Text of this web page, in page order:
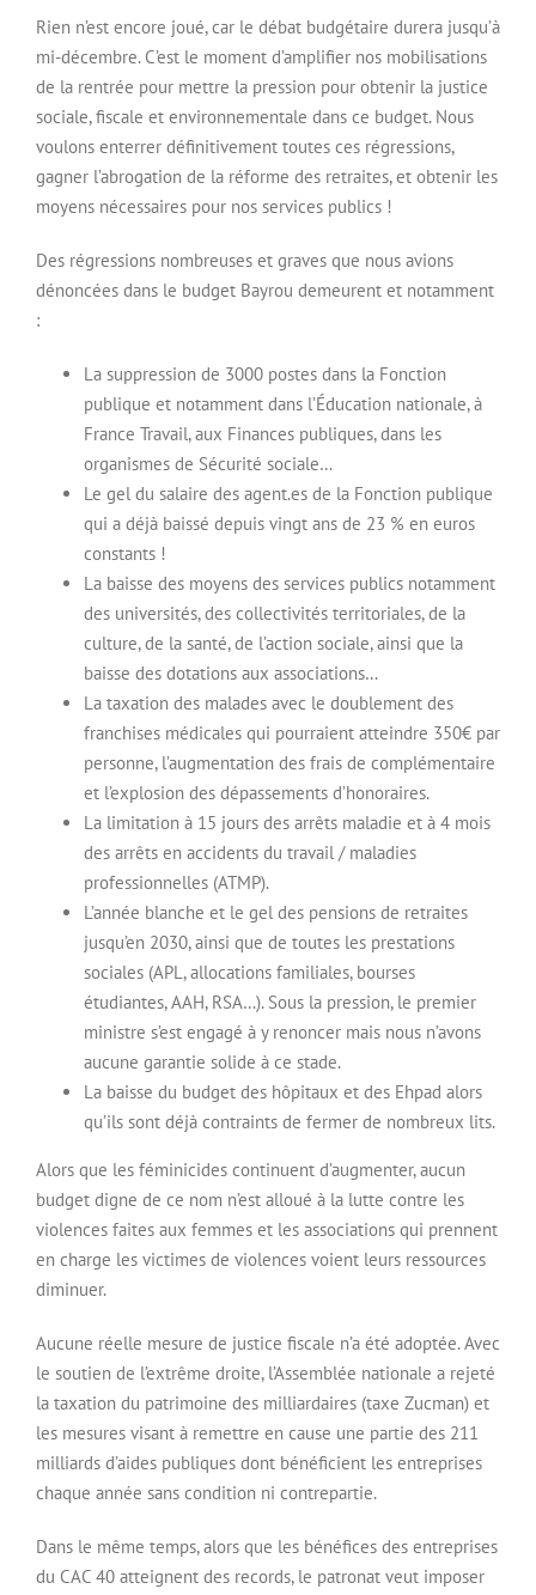
Rien n’est encore joué, car le débat budgétaire durera jusqu’à
mi-décembre. C’est le moment d’amplifier nos mobilisations
de la rentrée pour mettre la pression pour obtenir la justice
sociale, fiscale et environnementale dans ce budget. Nous
voulons enterrer définitivement toutes ces régressions,
gagner l’abrogation de la réforme des retraites, et obtenir les
moyens nécessaires pour nos services publics !
Des régressions nombreuses et graves que nous avions
dénoncées dans le budget Bayrou demeurent et notamment
:
La suppression de 3000 postes dans la Fonction
publique et notamment dans l’Éducation nationale, à
France Travail, aux Finances publiques, dans les
organismes de Sécurité sociale…
Le gel du salaire des agent.es de la Fonction publique
qui a déjà baissé depuis vingt ans de 23 % en euros
constants !
La baisse des moyens des services publics notamment
des universités, des collectivités territoriales, de la
culture, de la santé, de l’action sociale, ainsi que la
baisse des dotations aux associations…
La taxation des malades avec le doublement des
franchises médicales qui pourraient atteindre 350€ par
personne, l’augmentation des frais de complémentaire
et l’explosion des dépassements d’honoraires.
La limitation à 15 jours des arrêts maladie et à 4 mois
des arrêts en accidents du travail / maladies
professionnelles (ATMP).
L’année blanche et le gel des pensions de retraites
jusqu’en 2030, ainsi que de toutes les prestations
sociales (APL, allocations familiales, bourses
étudiantes, AAH, RSA…). Sous la pression, le premier
ministre s’est engagé à y renoncer mais nous n’avons
aucune garantie solide à ce stade.
La baisse du budget des hôpitaux et des Ehpad alors
qu’ils sont déjà contraints de fermer de nombreux lits.
Alors que les féminicides continuent d’augmenter, aucun
budget digne de ce nom n’est alloué à la lutte contre les
violences faites aux femmes et les associations qui prennent
en charge les victimes de violences voient leurs ressources
diminuer.
Aucune réelle mesure de justice fiscale n’a été adoptée. Avec
le soutien de l’extrême droite, l’Assemblée nationale a rejeté
la taxation du patrimoine des milliardaires (taxe Zucman) et
les mesures visant à remettre en cause une partie des 211
milliards d’aides publiques dont bénéficient les entreprises
chaque année sans condition ni contrepartie.
Dans le même temps, alors que les bénéfices des entreprises
du CAC 40 atteignent des records, le patronat veut imposer